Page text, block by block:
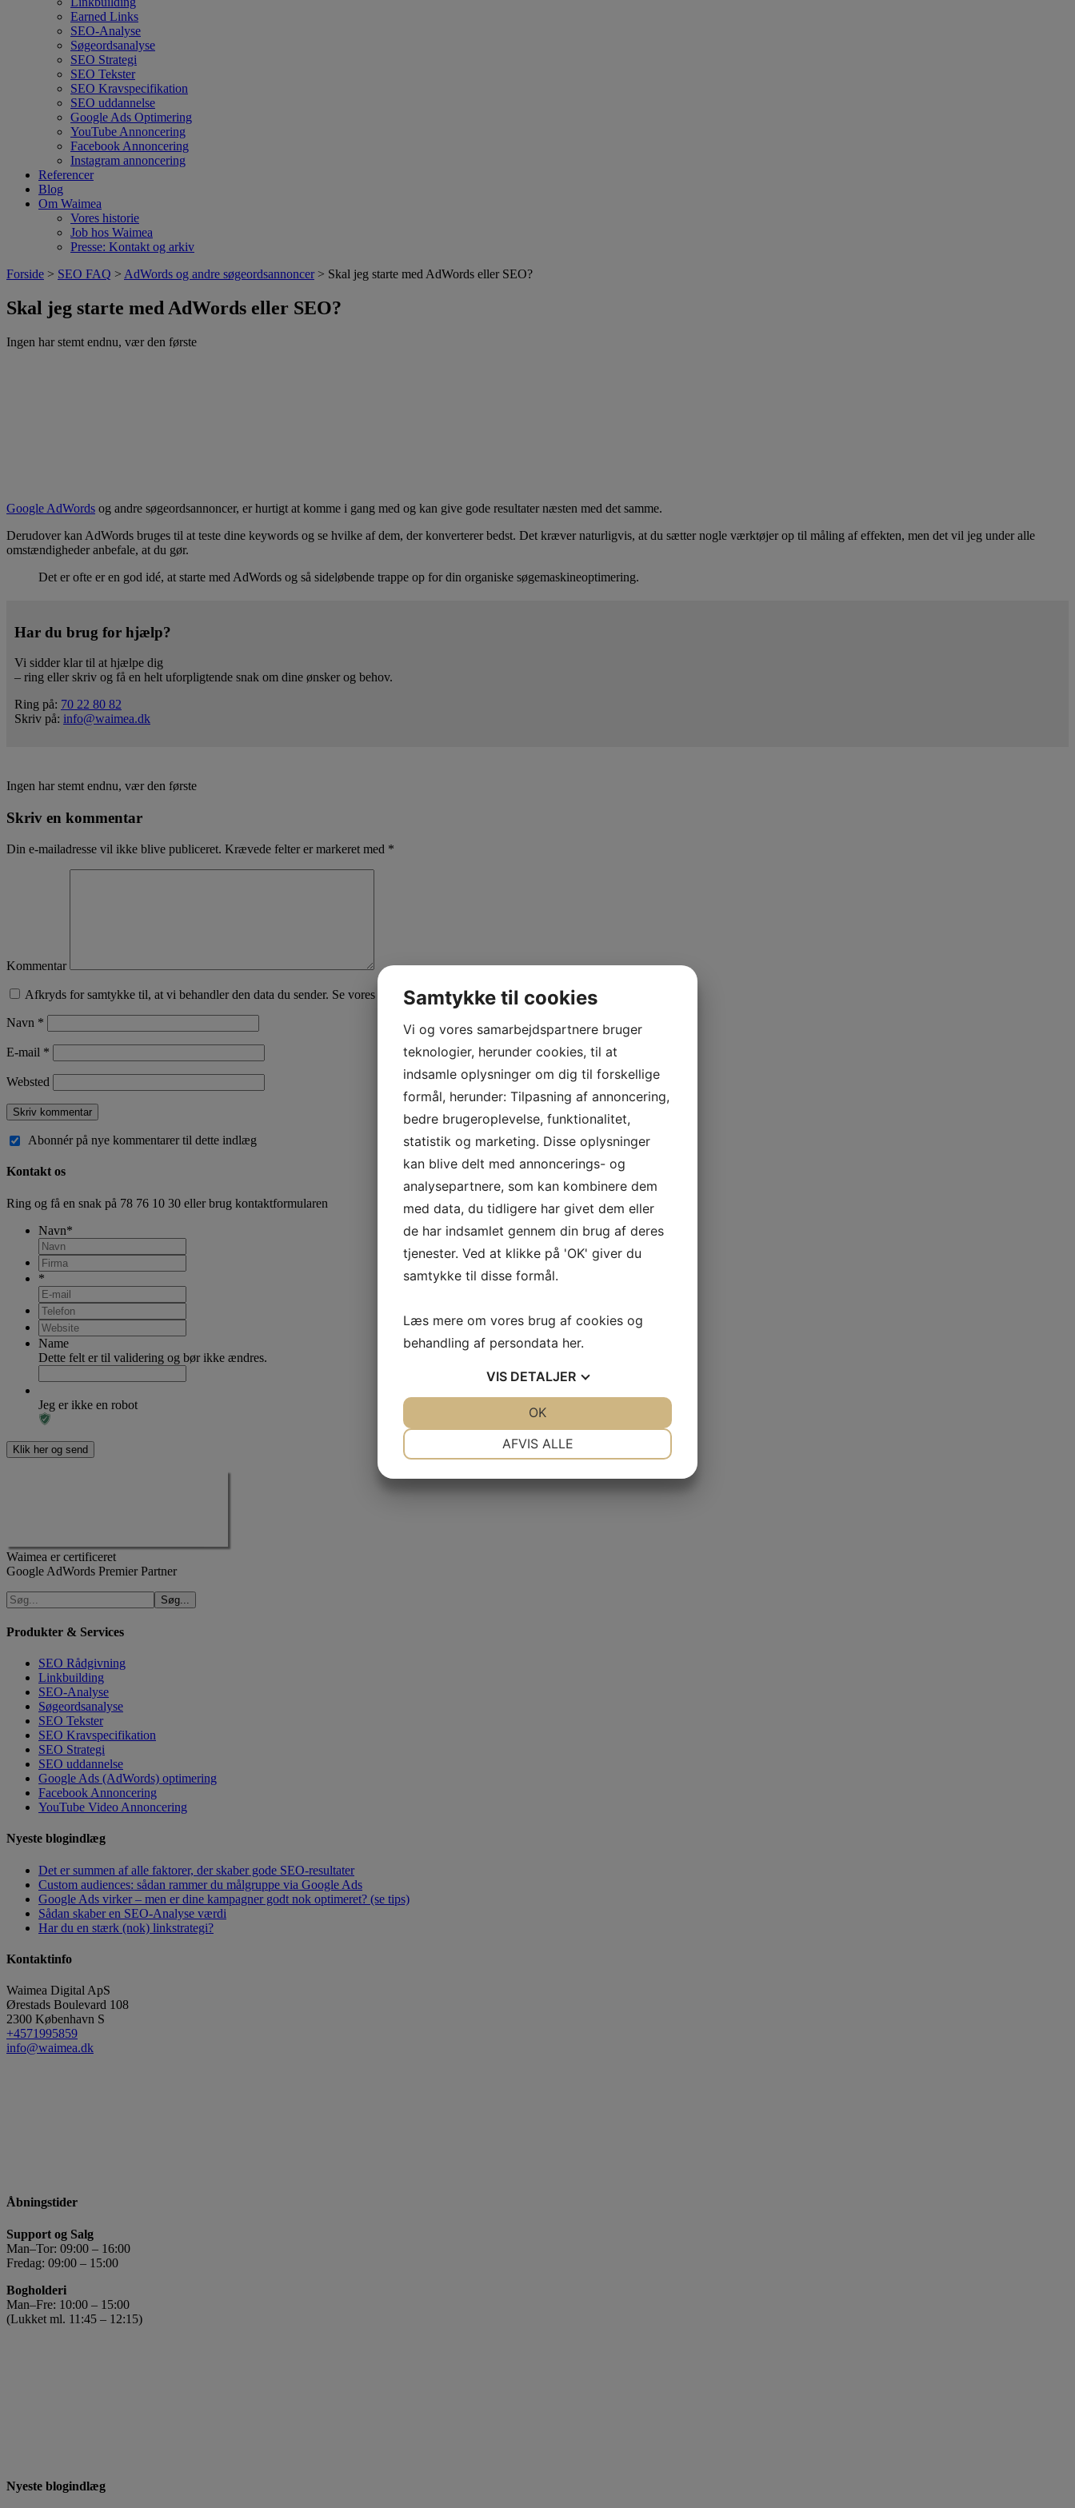
Earned Links
SEO-Analyse
Søgeordsanalyse
SEO Strategi
SEO Tekster
SEO Kravspecifikation
SEO uddannelse
Google Ads Optimering
YouTube Annoncering
Facebook Annoncering
Instagram annoncering
Referencer
Blog
Om Waimea
Vores historie
Job hos Waimea
Presse: Kontakt og arkiv
Forside > SEO FAQ > AdWords og andre søgeordsannoncer> Skal jeg starte med AdWords eller SEO?
Skal jeg starte med AdWords eller SEO?
Ingen har stemt endnu, vær den første
Google AdWords og andre søgeordsannoncer, er hurtigt at komme i gang med og kan give gode resultater næsten med det samme.
Derudover kan AdWords bruges til at teste dine keywords og se hvilke af dem, der konverterer bedst. Det kræver naturligvis, at du sætter nogle værktøjer op til måling af effekten, men det vil jeg under alle
omstændigheder anbefale, at du gør.
Det er ofte er en god idé, at starte med AdWords og så sideløbende trappe op for din organiske søgemaskineoptimering.
Har du brug for hjælp?
Vi sidder klar til at hjælpe dig
– ring eller skriv og få en helt uforpligtende snak om dine ønsker og behov.
Ring på: 70 22 80 82
Skriv på: info@waimea.dk
Ingen har stemt endnu, vær den første
Skriv en kommentar
Din e-mailadresse vil ikke blive publiceret. Krævede felter er markeret med *
Kommentar
Afkryds for samtykke til, at vi behandler den data du sender. Se vores privatlivspolitikher.
Navn *
E-mail *
Websted
Abonnér på nye kommentarer til dette indlæg
Kontakt os
Ring og få en snak på 78 76 10 30 eller brug kontaktformularen
Navn*
*
Name
Dette felt er til validering og bør ikke ændres.
Jeg er ikke en robot
Waimea er certificeret
Google AdWords Premier Partner
Produkter & Services
SEO Rådgivning
Linkbuilding
SEO-Analyse
Søgeordsanalyse
SEO Tekster
SEO Kravspecifikation
SEO Strategi
SEO uddannelse
Google Ads (AdWords) optimering
Facebook Annoncering
YouTube Video Annoncering
Nyeste blogindlæg
Det er summen af alle faktorer, der skaber gode SEO-resultater
Custom audiences: sådan rammer du målgruppe via Google Ads
Google Ads virker – men er dine kampagner godt nok optimeret? (se tips)
Sådan skaber en SEO-Analyse værdi
Har du en stærk (nok) linkstrategi?
Kontaktinfo
Waimea Digital ApS
Ørestads Boulevard 108
2300 København S
+4571995859
info@waimea.dk
Åbningstider
Support og Salg
Man–Tor: 09:00 – 16:00
Fredag: 09:00 – 15:00
Bogholderi
Man–Fre: 10:00 – 15:00
(Lukket ml. 11:45 – 12:15)
Nyeste blogindlæg
Samtykke til cookies
Vi og vores samarbejdspartnere bruger
teknologier, herunder cookies, til at
indsamle oplysninger om dig til forskellige
formål, herunder: Tilpasning af annoncering,
bedre brugeroplevelse, funktionalitet,
statistik og marketing. Disse oplysninger
kan blive delt med annoncerings- og
analysepartnere, som kan kombinere dem
med data, du tidligere har givet dem eller
de har indsamlet gennem din brug af deres
tjenester. Ved at klikke på 'OK' giver du
samtykke til disse formål.
Læs mere om vores brug af cookies og
behandling af persondata her.
VIS DETALJER
AFVIS ALLE
OK